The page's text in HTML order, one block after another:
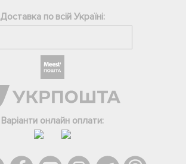
Доставка по всій Україні:
Варіанти онлайн оплати:
Телеграм
Вайбер